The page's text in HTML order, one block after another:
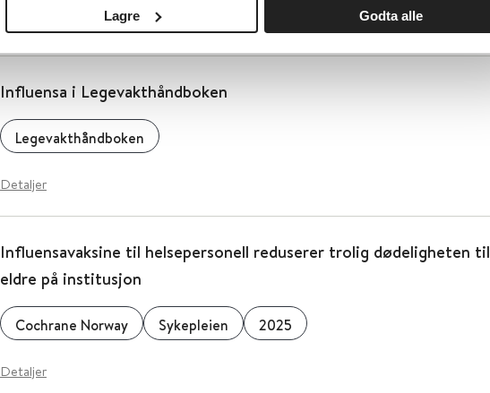
Lagre Godta alle
Influensa i Legevakthåndboken
Legevakthåndboken
Detaljer
Influensavaksine til helsepersonell reduserer trolig dødeligheten til
eldre på institusjon
Cochrane Norway Sykepleien 2025
Detaljer